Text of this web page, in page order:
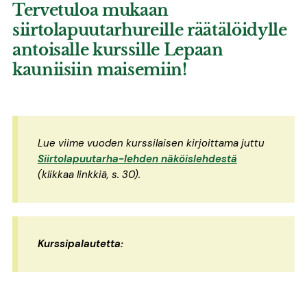
Tervetuloa mukaan
siirtolapuutarhureille räätälöidylle
antoisalle kurssille Lepaan
kauniisiin maisemiin!
Lue viime vuoden kurssilaisen kirjoittama juttu
Siirtolapuutarha-lehden näköislehdestä
(klikkaa linkkiä, s. 30).
Kurssipalautetta: